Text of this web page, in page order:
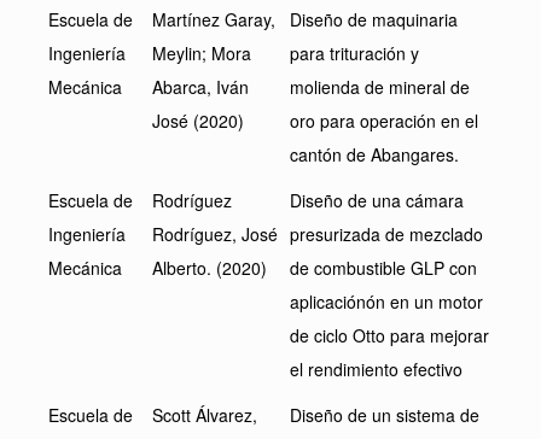
Escuela de
Ingeniería
Mecánica
Martínez Garay,
Meylin; Mora
Abarca, Iván
José (2020)
Diseño de maquinaria
para trituración y
molienda de mineral de
oro para operación en el
cantón de Abangares.
Escuela de
Ingeniería
Mecánica
Rodríguez
Rodríguez, José
Alberto. (2020)
Diseño de una cámara
presurizada de mezclado
de combustible GLP con
aplicaciónón en un motor
de ciclo Otto para mejorar
el rendimiento efectivo
Escuela de
Scott Álvarez,
Diseño de un sistema de